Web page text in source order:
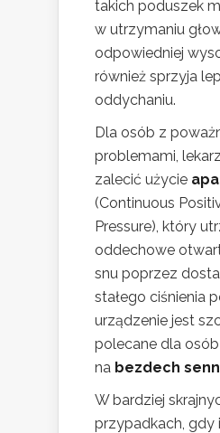
takich poduszek
w utrzymaniu
odpowiedniej
również sprzyja
oddychaniu.
Dla osób z
problemami,
zalecić użycie
(Continuous
Pressure), który
oddechowe
snu poprzez
stałego ciśnienia
urządzenie jest
polecane dla
na bezdech
W bardziej
przypadkach, gdy